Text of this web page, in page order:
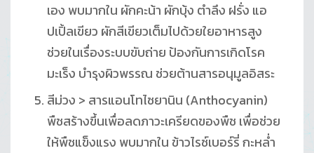
เอง พบมากใน ผักคะน้า ผักบุ้ง ตำลึง ฝรั่ง แอ
ปเปิ้ลเขียว ผักสีเขียวเต็มไปด้วยใยอาหารสูง
ช่วยในเรื่องระบบขับถ่าย ป้องกันการเกิดโรค
มะเร็ง บำรุงผิวพรรณ ช่วยต้านสารอนุมูลอิสระ
สีม่วง > สารแอนโทไซยานิน (Anthocyanin)
พืชสร้างขึ้นเพื่อลดภาวะเครียดของพืช เพื่อช่วย
ให้พืชแข็งแรง พบมากใน ข้าวไรซ์เบอร์รี่ กะหล่ำ